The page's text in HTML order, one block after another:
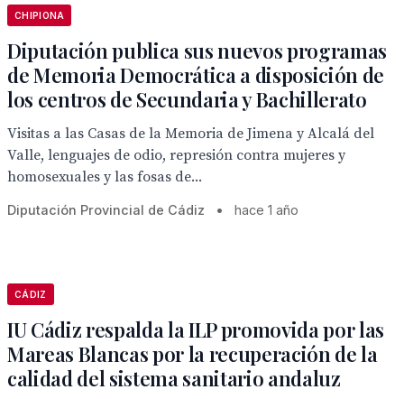
CHIPIONA
Diputación publica sus nuevos programas
de Memoria Democrática a disposición de
los centros de Secundaria y Bachillerato
Visitas a las Casas de la Memoria de Jimena y Alcalá del
Valle, lenguajes de odio, represión contra mujeres y
homosexuales y las fosas de...
Diputación Provincial de Cádiz • hace 1 año
CÁDIZ
IU Cádiz respalda la ILP promovida por las
Mareas Blancas por la recuperación de la
calidad del sistema sanitario andaluz